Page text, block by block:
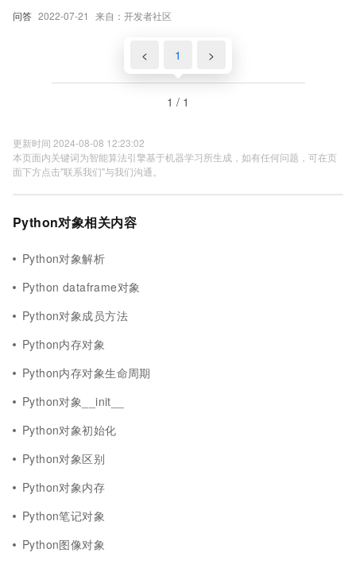
问答 2022-07-21 来自：开发者社区
< 1 >
1 / 1
更新时间 2024-08-08 12:23:02
本页面内关键词为智能算法引擎基于机器学习所生成，如有任何问题，可在页
面下方点击"联系我们"与我们沟通。
Python对象相关内容
Python对象解析
Python dataframe对象
Python对象成员方法
Python内存对象
Python内存对象生命周期
Python对象__init__
Python对象初始化
Python对象区别
Python对象内存
Python笔记对象
Python图像对象